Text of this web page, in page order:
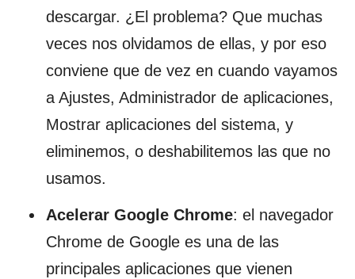
descargar. ¿El problema? Que muchas
veces nos olvidamos de ellas, y por eso
conviene que de vez en cuando vayamos
a Ajustes, Administrador de aplicaciones,
Mostrar aplicaciones del sistema, y
eliminemos, o deshabilitemos las que no
usamos.
Acelerar Google Chrome: el navegador
Chrome de Google es una de las
principales aplicaciones que vienen